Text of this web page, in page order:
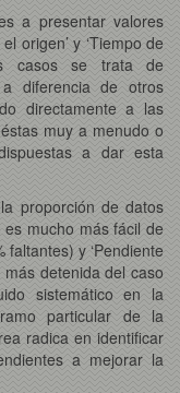
a presentar valores
origen’ y ‘Tiempo de
casos se trata de
diferencia de otros
directamente a las
muy a menudo o
a dar esta
proporción de datos
mucho más fácil de
faltantes) y ‘Pendiente
detenida del caso
sistemático en la
particular de la
radica en identificar
a mejorar la